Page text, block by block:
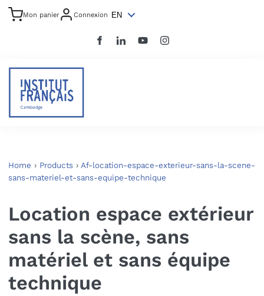
Mon panier Connexion EN
Home › Products › Af-location-espace-exterieur-sans-la-scene-
sans-materiel-et-sans-equipe-technique
Location espace extérieur
sans la scène, sans
matériel et sans équipe
technique